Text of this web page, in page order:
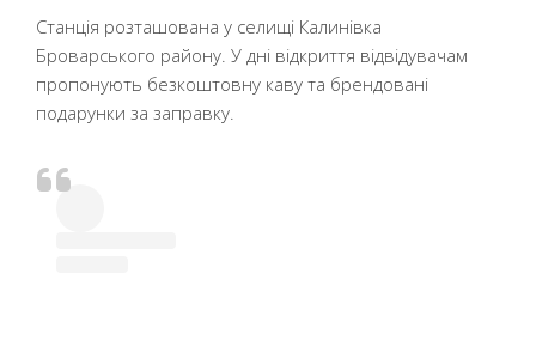
Станція розташована у селищі Калинівка
Броварського району. У дні відкриття відвідувачам
пропонують безкоштовну каву та брендовані
подарунки за заправку.